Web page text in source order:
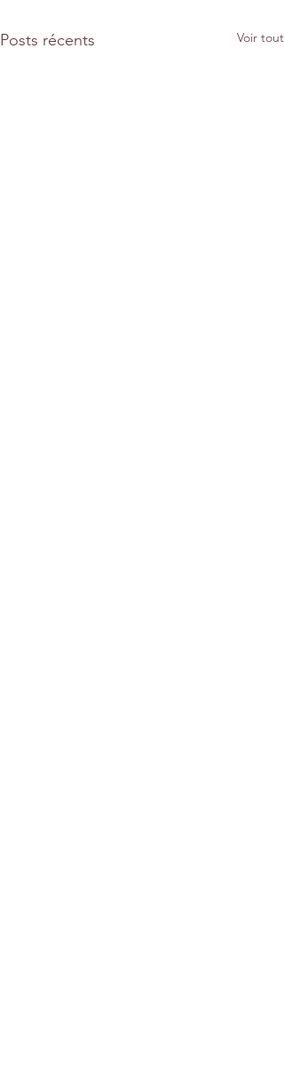
Posts récents Voir tout